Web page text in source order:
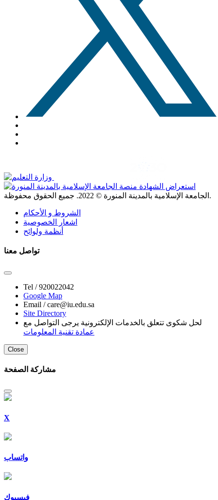
الجامعة الإسلامية بالمدينة المنورة © 2022 . جميع الحقوق محفوظة.
الشروط و الأحكام
اشعار الخصوصية
أنظمة ولوائح
تواصل معنا
Tel /920022042
Google Map
Email /care@iu.edu.sa
Site Directory
لحل شكوى تتعلق بالخدمات الإلكترونية يرجى التواصل مع
عمادة تقنية المعلومات
Close
مشاركة الصفحة
X
واتساب
فيسبوك